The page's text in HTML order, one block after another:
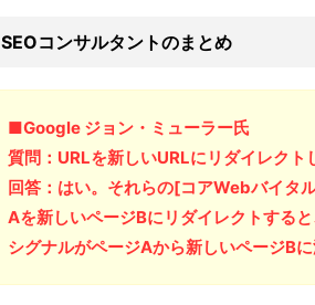
SEOコンサルタントのまとめ
■Google ジョン・ミューラー氏
質問：URLを新しいURLにリダイレク
回答：はい。それらの[コアWebバイタ
Aを新しいページBにリダイレクトする
シグナルがページAから新しいページBに